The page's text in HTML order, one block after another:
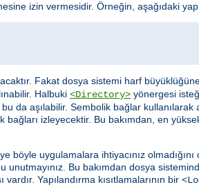
izin vermesidir. Örneğin, aşağıdaki
Fakat dosya sistemi harf
Halbuki <Directory> yönergesi
da aşılabilir. Sembolik bağlar
bağları izleyecektir. Bu bakımdan, en
uygulamalara ihtiyacınız
Bu bakımdan dosya
Yapılandırma kısıtlamalarının bir